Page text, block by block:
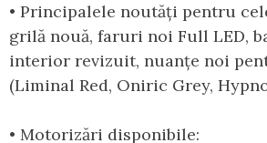
• Principalele noutăți pentru
grilă nouă, faruri noi Full LED,
interior revizuit, nuanțe noi
(Liminal Red, Oniric Grey,
• Motorizări disponibile: